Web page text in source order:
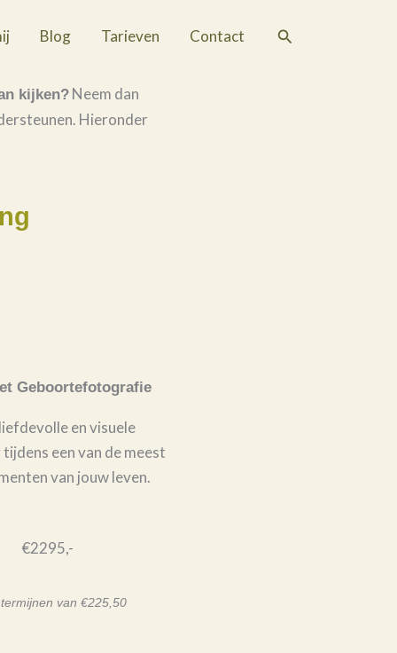
Blog Tarieven Contact Zoeken
kijken? Neem dan
Hieronder
Geboortefotografie
en visuele
een van de meest
van jouw leven.
€2295,-
van €225,50